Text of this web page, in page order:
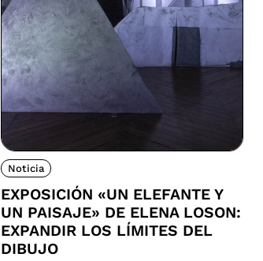
Noticia
EXPOSICIÓN «UN ELEFANTE Y
UN PAISAJE» DE ELENA LOSON:
EXPANDIR LOS LÍMITES DEL
DIBUJO